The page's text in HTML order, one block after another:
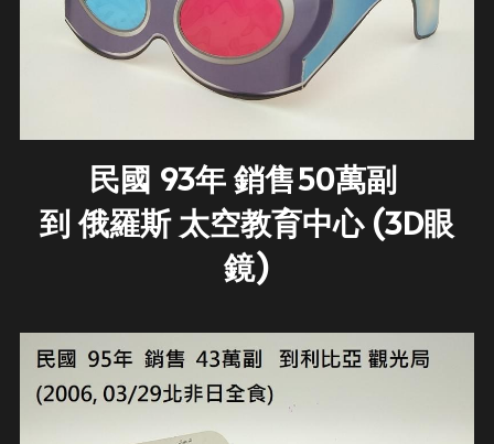
民國 93年 銷售50萬副
到 俄羅斯 太空教育中心 (3D眼
鏡)